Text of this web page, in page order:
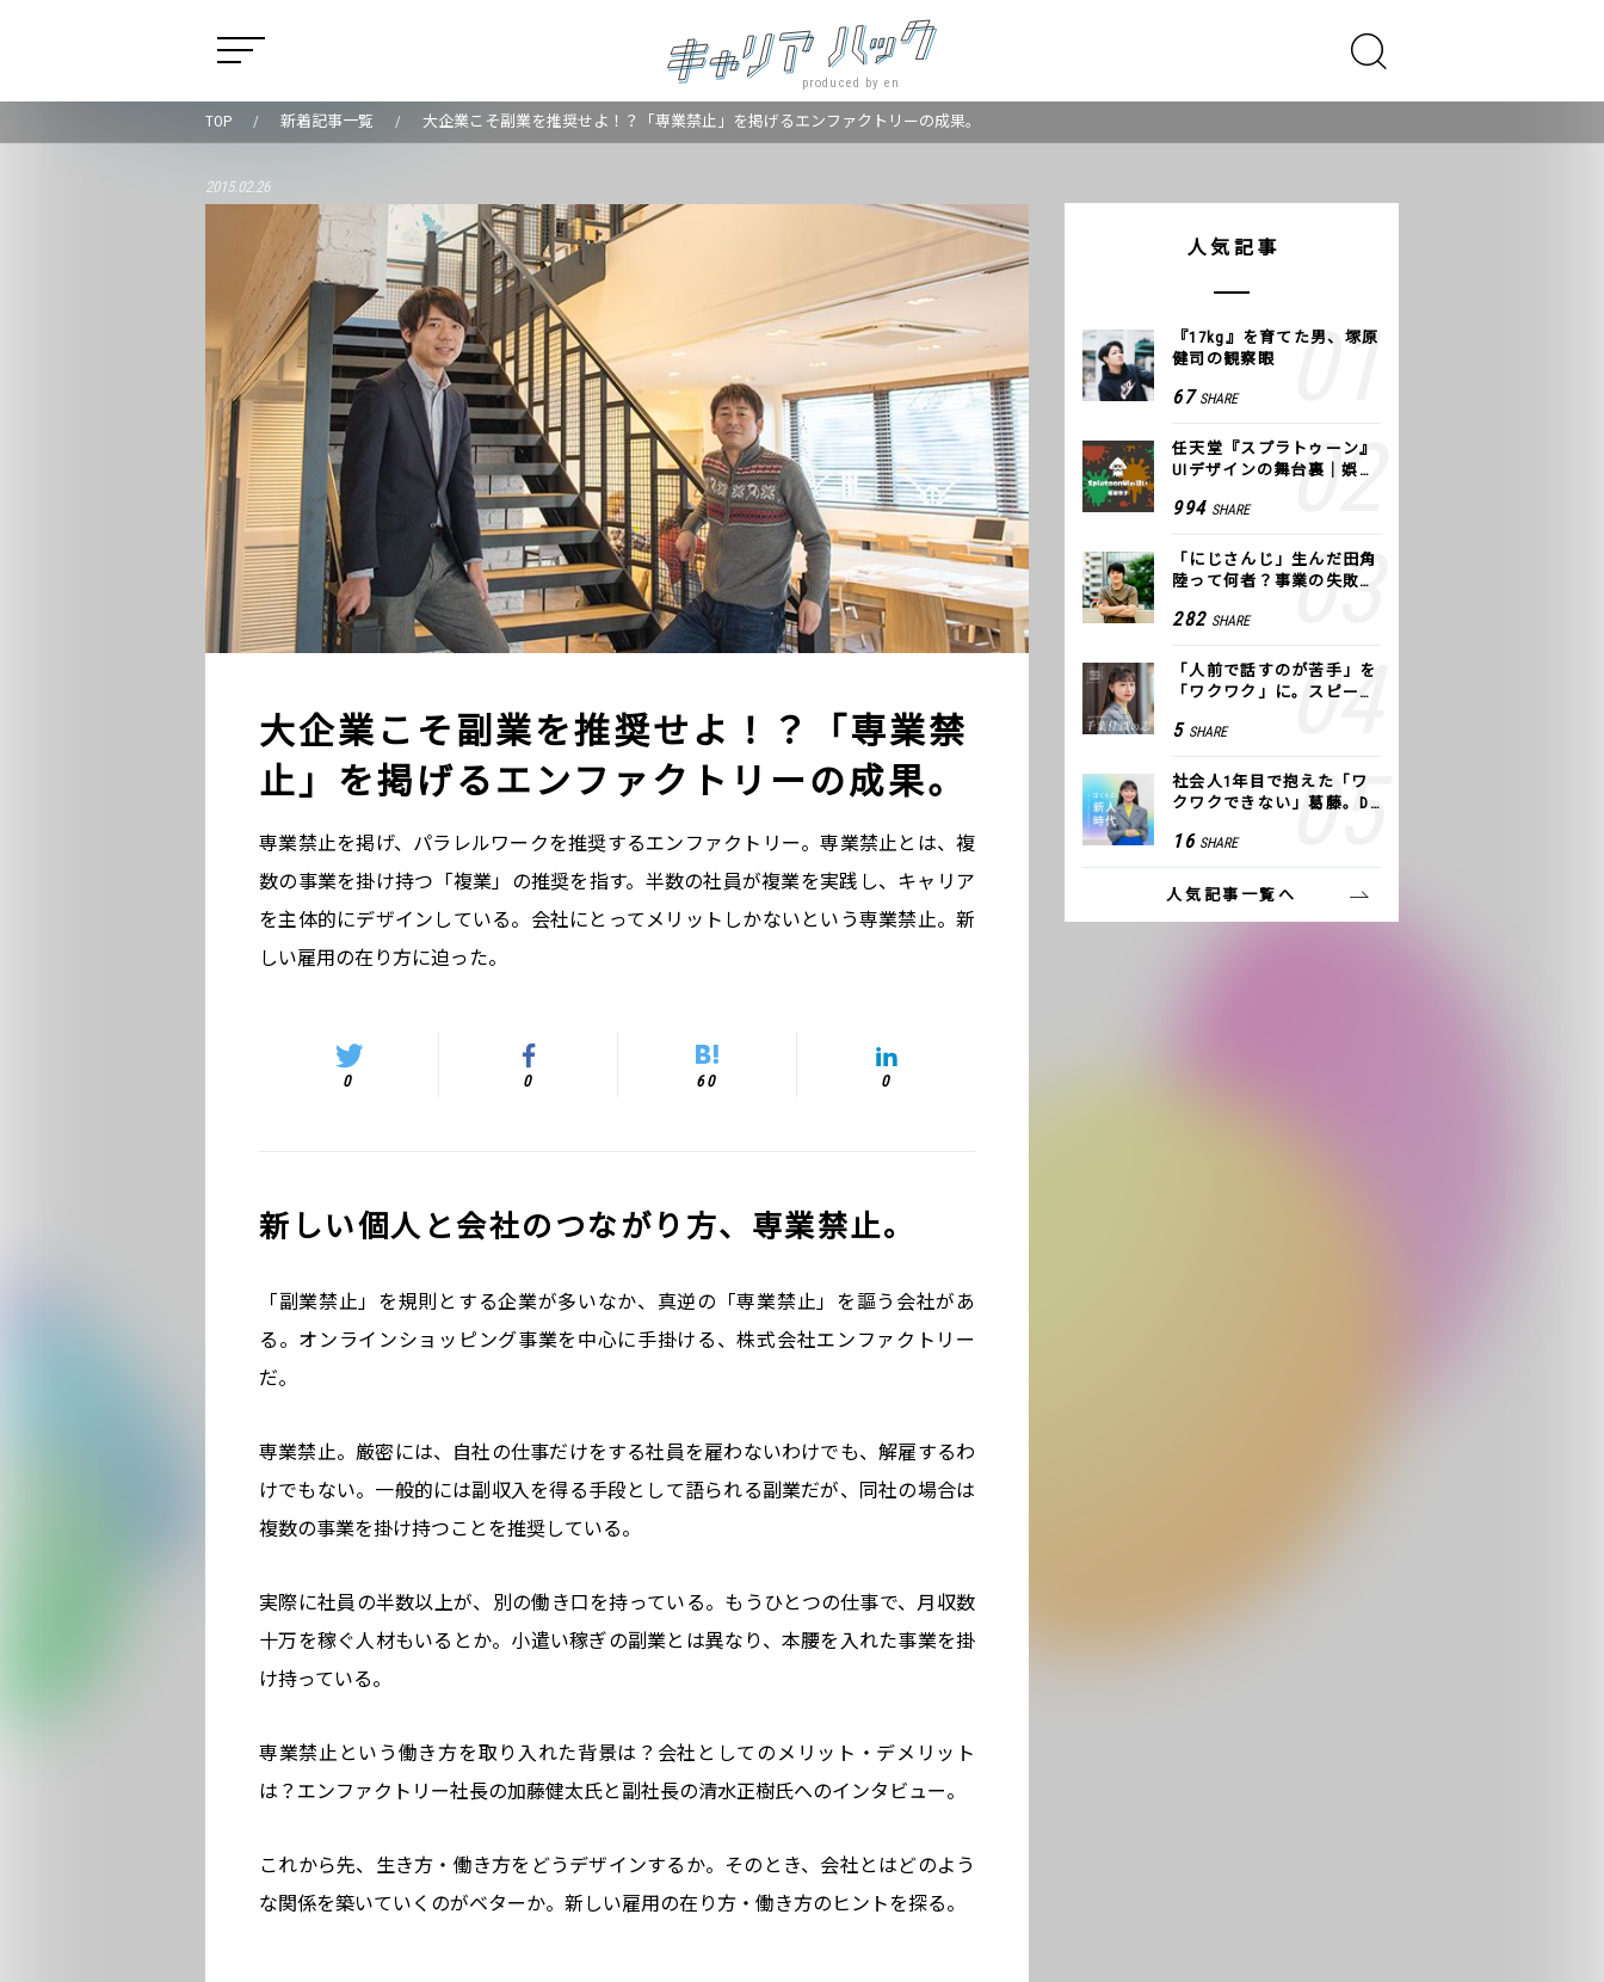
produced by en
TOP 新着記事一覧 大企業こそ副業を推奨せよ！？「専業禁止」を掲げるエンファクトリーの成果。
2015.02.26
大企業こそ副業を推奨せよ！？「専業禁
止」を掲げるエンファクトリーの成果。
専業禁止を掲げ、パラレルワークを推奨するエンファクトリー。専業禁止とは、複
数の事業を掛け持つ「複業」の推奨を指す。半数の社員が複業を実践し、キャリア
を主体的にデザインしている。会社にとってメリットしかないという専業禁止。新
しい雇用の在り方に迫った。
0 0 60 0
新しい個人と会社のつながり方、専業禁止。
「副業禁止」を規則とする企業が多いなか、真逆の「専業禁止」を謳う会社があ
る。オンラインショッピング事業を中心に手掛ける、株式会社エンファクトリー
だ。
専業禁止。厳密には、自社の仕事だけをする社員を雇わないわけでも、解雇するわ
けでもない。一般的には副収入を得る手段として語られる副業だが、同社の場合は
複数の事業を掛け持つことを推奨している。
実際に社員の半数以上が、別の働き口を持っている。もうひとつの仕事で、月収数
十万を稼ぐ人材もいるとか。小遣い稼ぎの副業とは異なり、本腰を入れた事業を掛
け持っている。
専業禁止という働き方を取り入れた背景は？会社としてのメリット・デメリット
は？エンファクトリー社長の加藤健太氏と副社長の清水正樹氏へのインタビュー。
これから先、生き方・働き方をどうデザインするか。そのとき、会社とはどのよう
な関係を築いていくのがベターか。新しい雇用の在り方・働き方のヒントを探る。
人気記事
『17kg』を育てた男、塚原
健司の観察眼
67 SHARE
任天堂『スプラトゥーン』
UIデザインの舞台裏｜娯楽
994 SHARE
「にじさんじ」生んだ田角
陸って何者？事業の失敗
COLOR
282 SHARE
「人前で話すのが苦手」を
「ワクワク」に。スピーチ
方トレーニング」に込めた
5 SHARE
社会人1年目で抱えた「ワ
クワクできない」葛藤。De
つけた、私の生きる道
16 SHARE
人気記事一覧へ